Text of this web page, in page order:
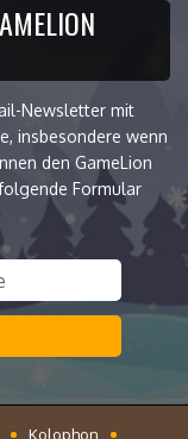
Newsletter mit
insbesondere wenn
den GameLion
Formular
Kolophon